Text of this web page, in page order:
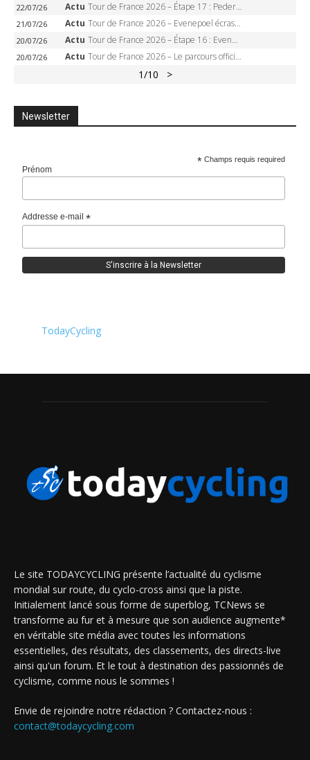
22/07/26 Actu Tour de France 2026 – Étape 17 : Pedersen peut-il verrouiller le maillot vert à Voiron ?
21/07/26 Actu Tour de France 2026 – Evenepoel écrase le chrono d’Évian, Seixas 4e, Lipowitz abandonne
20/07/26 Actu Tour de France 2026 – Étape 16 : Evenepoel, Pogacar, Ganna… qui domptera le chrono d’Évian pour redessiner le podium ?
20/07/26 Actu Tour de France 2026 – Le parcours officiel complet : 21 étapes, profils, carte et dates
1/10 >
Newsletter
* Champs requis required
Prénom
Addresse e-mail*
TodayCycling
Le site TODAYCYCLING présente l’actualité du cyclisme
mondial sur route, du cyclo-cross ainsi que la piste.
Initialement lancé sous forme de superblog, TCNews se
transforme au fur et à mesure que son audience augmente*
en véritable site média avec toutes les informations
essentielles, des résultats, des classements, des directs-live
ainsi qu'un forum. Et le tout à destination des passionnés de
cyclisme, comme nous le sommes !
Envie de rejoindre notre rédaction ? Contactez-nous :
contact@todaycycling.com